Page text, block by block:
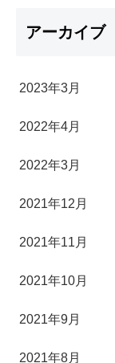
アーカイブ
2023年3月
2022年4月
2022年3月
2021年12月
2021年11月
2021年10月
2021年9月
2021年8月